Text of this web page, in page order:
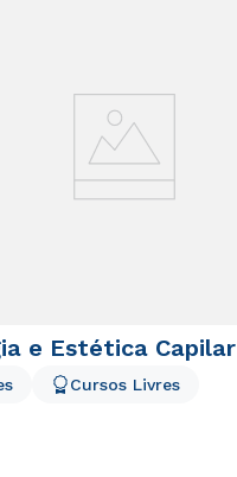
e Estética Capilar
Cursos Livres